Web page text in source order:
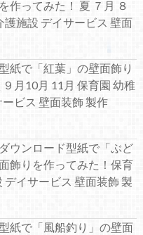
作ってみた！ 夏 ７月 ８
護施設 デイサービス 壁面
紙で「紅葉」の壁面飾り
月10月 11月 保育園 幼稚
ビス 壁面装飾 製作
ウンロード型紙で「ぶど
飾りを作ってみた！保育
デイサービス 壁面装飾 製
紙で「風船釣り」の壁面